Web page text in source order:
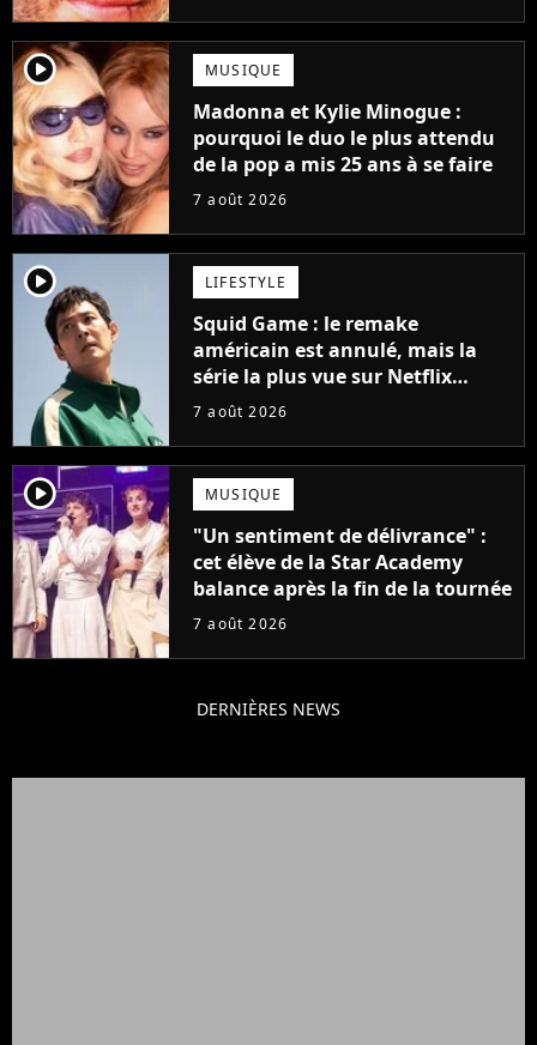
player2 MUSIQUE
Madonna et Kylie Minogue :
pourquoi le duo le plus attendu
de la pop a mis 25 ans à se faire
7 août 2026
player2 LIFESTYLE
Squid Game : le remake
américain est annulé, mais la
série la plus vue sur Netflix
pourrait avoir une version
7 août 2026
player2 MUSIQUE
"Un sentiment de délivrance" :
cet élève de la Star Academy
balance après la fin de la tournée
7 août 2026
DERNIÈRES NEWS